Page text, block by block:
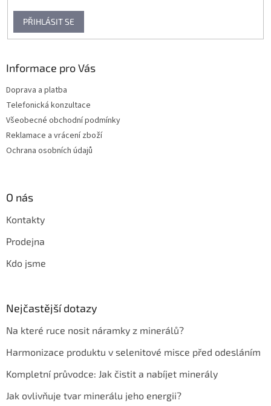
PŘIHLÁSIT SE
Informace pro Vás
Doprava a platba
Telefonická konzultace
Všeobecné obchodní podmínky
Reklamace a vrácení zboží
Ochrana osobních údajů
O nás
Kontakty
Prodejna
Kdo jsme
Nejčastější dotazy
Na které ruce nosit náramky z minerálů?
Harmonizace produktu v selenitové misce před odesláním
Kompletní průvodce: Jak čistit a nabíjet minerály
Jak ovlivňuje tvar minerálu jeho energii?